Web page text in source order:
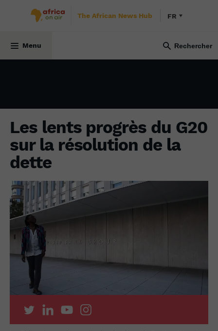
The African News Hub FR
Menu
Les lents progrès du G20
sur la résolution de la
dette